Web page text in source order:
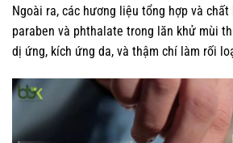
Ngoài ra, các hương liệu tổng hợp và
paraben và phthalate trong lăn khử mùi
dị ứng, kích ứng da, và thậm chí làm rối